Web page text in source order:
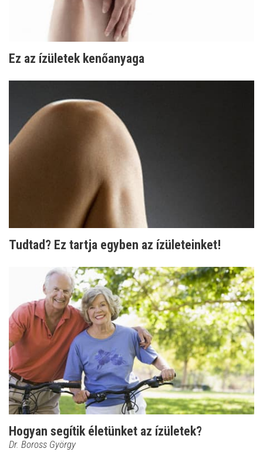
Ez az ízületek kenőanyaga
Tudtad? Ez tartja egyben az ízületeinket!
Hogyan segítik életünket az ízületek?
Dr. Boross György